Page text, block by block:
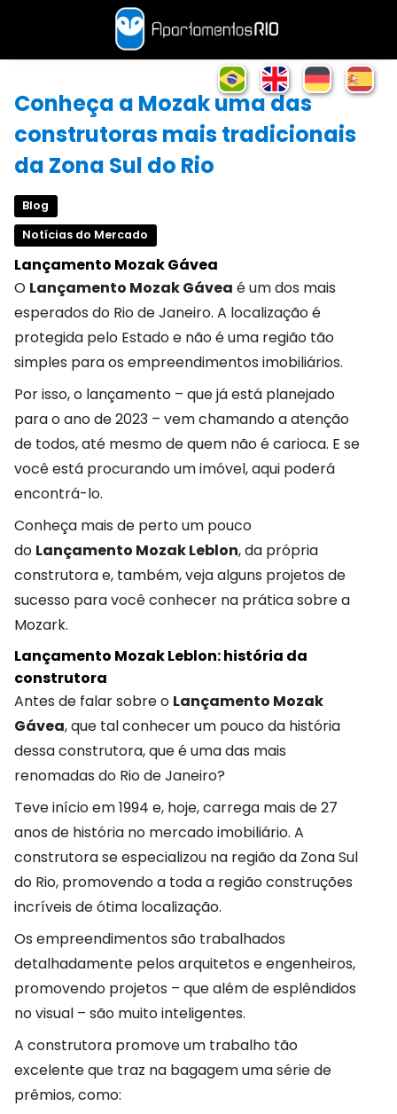
Conheça a Mozak uma das
construtoras mais tradicionais
da Zona Sul do Rio
Blog
Notícias do Mercado
Lançamento Mozak Gávea
O Lançamento Mozak Gávea é um dos mais
esperados do Rio de Janeiro. A localização é
protegida pelo Estado e não é uma região tão
simples para os empreendimentos imobiliários.
Por isso, o lançamento – que já está planejado
para o ano de 2023 – vem chamando a atenção
de todos, até mesmo de quem não é carioca. E se
você está procurando um imóvel, aqui poderá
encontrá-lo.
Conheça mais de perto um pouco
do Lançamento Mozak Leblon, da própria
construtora e, também, veja alguns projetos de
sucesso para você conhecer na prática sobre a
Mozark.
Lançamento Mozak Leblon: história da
construtora
Antes de falar sobre o Lançamento Mozak
Gávea, que tal conhecer um pouco da história
dessa construtora, que é uma das mais
renomadas do Rio de Janeiro?
Teve início em 1994 e, hoje, carrega mais de 27
anos de história no mercado imobiliário. A
construtora se especializou na região da Zona Sul
do Rio, promovendo a toda a região construções
incríveis de ótima localização.
Os empreendimentos são trabalhados
detalhadamente pelos arquitetos e engenheiros,
promovendo projetos – que além de esplêndidos
no visual – são muito inteligentes.
A construtora promove um trabalho tão
excelente que traz na bagagem uma série de
prêmios, como: